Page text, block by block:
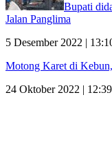
Bupati
Jalan Panglima
5 Desember 2022 |
Motong Karet di
24 Oktober 2022 |